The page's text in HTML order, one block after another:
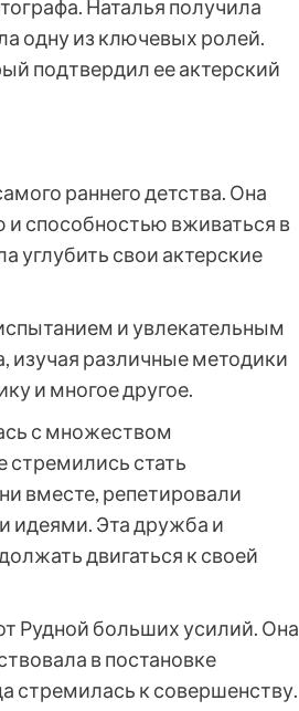
Наталья получила
одну из ключевых ролей.
подтвердил ее актерский
раннего детства. Она
способностью вживаться в
углубить свои актерские
и увлекательным
изучая различные методики
и многое другое.
с множеством
стать
вместе, репетировали
идеями. Эта дружба и
двигаться к своей
Рудной больших усилий. Она
в постановке
стремилась к совершенству.